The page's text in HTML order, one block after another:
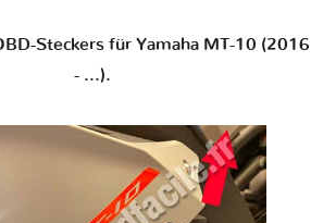
Steckers für Yamaha MT-10 (2016
- ...).